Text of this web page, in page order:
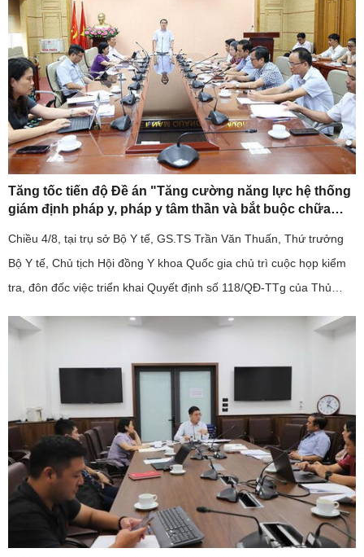
Tăng tốc tiến độ Đề án "Tăng cường năng lực hệ thống
giám định pháp y, pháp y tâm thần và bắt buộc chữa
Chiều 4/8, tại trụ sở Bộ Y tế, GS.TS Trần Văn Thuấn, Thứ trưởng
Bộ Y tế, Chủ tịch Hội đồng Y khoa Quốc gia chủ trì cuộc họp kiểm
tra, đôn đốc việc triển khai Quyết định số 118/QĐ-TTg của Thủ